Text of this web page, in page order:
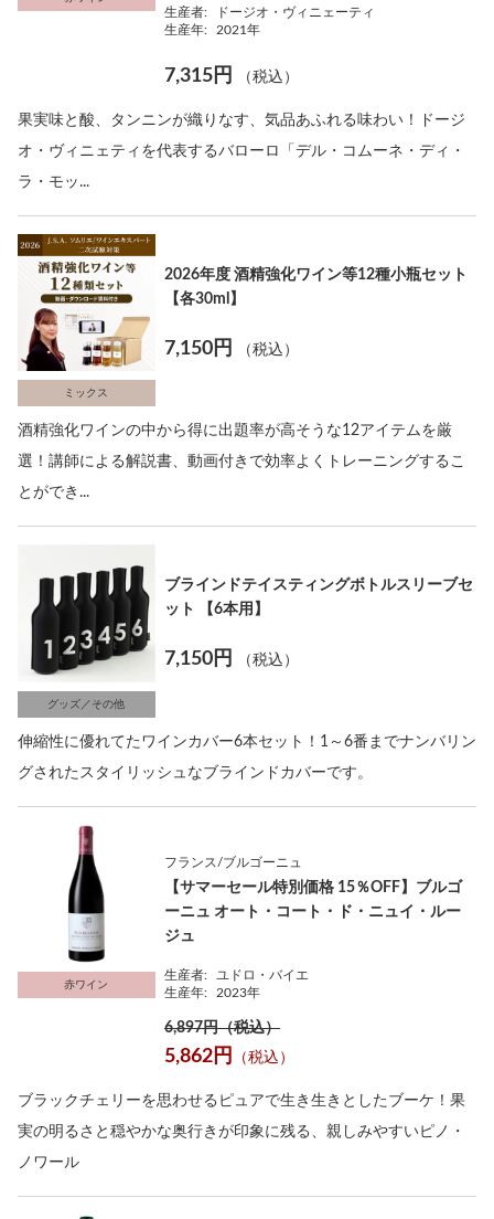
生産者:
ドージオ・ヴィニェーティ
生産年:
2021年
7,315円 （税込）
果実味と酸、タンニンが織りなす、気品あふれる味わい！ドージ
オ・ヴィニェティを代表するバローロ「デル・コムーネ・ディ・
ラ・モッ...
ミックス
2026年度 酒精強化ワイン等12種小瓶セット
【各30ml】
7,150円 （税込）
酒精強化ワインの中から得に出題率が高そうな12アイテムを厳
選！講師による解説書、動画付きで効率よくトレーニングするこ
とができ...
グッズ／その他
ブラインドテイスティングボトルスリーブセ
ット 【6本用】
7,150円 （税込）
伸縮性に優れてたワインカバー6本セット！1～6番までナンバリン
グされたスタイリッシュなブラインドカバーです。
赤ワイン
フランス/ブルゴーニュ
【サマーセール特別価格 15％OFF】ブルゴ
ーニュ オート・コート・ド・ニュイ・ルー
ジュ
生産者:
ユドロ・バイエ
生産年:
2023年
6,897円（税込）
5,862円 （税込）
ブラックチェリーを思わせるピュアで生き生きとしたブーケ！果
実の明るさと穏やかな奥行きが印象に残る、親しみやすいピノ・
ノワール